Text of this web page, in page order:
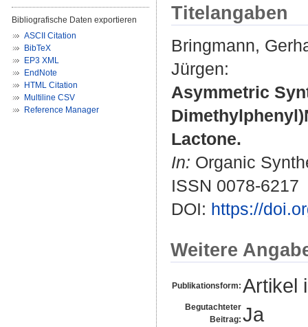
Bibliografische Daten exportieren
ASCII Citation
BibTeX
EP3 XML
EndNote
HTML Citation
Multiline CSV
Reference Manager
Titelangaben
Bringmann,
Jürgen:
Asymmetric
Lactone.
In: Organic
ISSN 0078-6217
DOI: https://
Weitere
Publikationsform: Artikel
Begutachteter
Beitrag: Ja